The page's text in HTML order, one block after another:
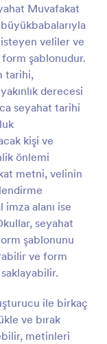
Muvafakat
veliler ve
şablonudur.
tarihi,
derecesi
seyahat tarihi
kişi ve
önlemi
metni, velinin
alanı ise
seyahat
şablonunu
ve form
ile birkaç
ve bırak
metinleri
Seyahat Acentesi Rezervasyon Formu Şablonu